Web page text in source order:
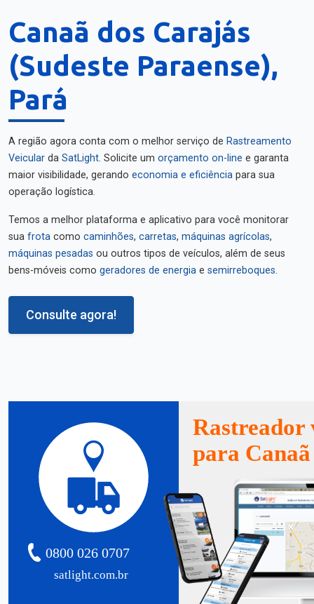
Canaã dos Carajás
(Sudeste Paraense),
Pará
A região agora conta com o melhor serviço de Rastreamento
Veicular da SatLight. Solicite um orçamento on-line e garanta
maior visibilidade, gerando economia e eficiência para sua
operação logística.
Temos a melhor plataforma e aplicativo para você monitorar
sua frota como caminhões, carretas, máquinas agrícolas,
máquinas pesadas ou outros tipos de veículos, além de seus
bens-móveis como geradores de energia e semirreboques.
Consulte agora!
satlight.com.br
0800 026 0707
Rastreador
para